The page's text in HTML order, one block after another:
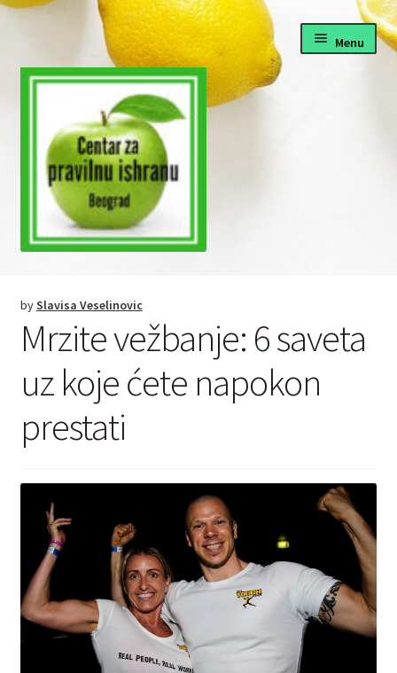
navigation
content
Menu
Fitnes i dijete
Zdrava hrana recepti
bySlavisa Veselinovic
Mrzite vežbanje: 6 saveta
uz koje ćete napokon
prestati